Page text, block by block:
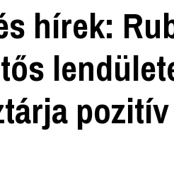
hírek: